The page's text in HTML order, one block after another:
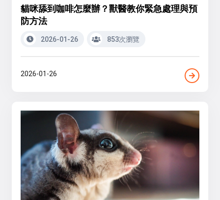
貓咪舔到咖啡怎麼辦？獸醫教你緊急處理與預
防方法
2026-01-26 853次瀏覽
2026-01-26